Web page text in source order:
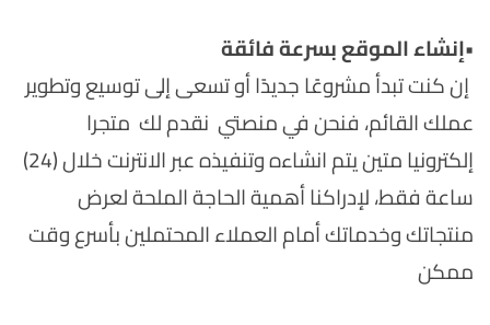
•إنشاء الموقع بسرعة فائقة
إن كنت تبدأ مشروعًا جديدًا أو تسعى إلى توسيع وتطوير
عملك القائم، فنحن في منصتي نقدم لك متجرا
إلكترونيا متين يتم انشاءه وتنفيذه عبر الانترنت خلال (24)
ساعة فقط، لإدراكنا أهمية الحاجة الملحة لعرض
منتجاتك وخدماتك أمام العملاء المحتملين بأسرع وقت
ممكن